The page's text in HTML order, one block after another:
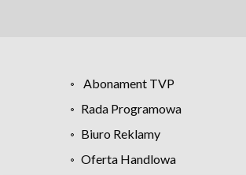
Abonament TVP
Rada Programowa
Biuro Reklamy
Oferta Handlowa